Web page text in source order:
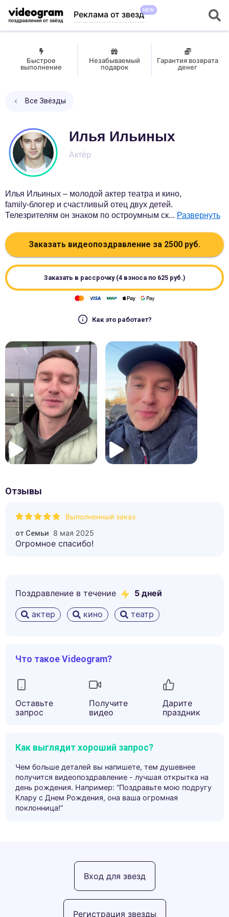
Реклама от звездNEW
Быстрое
выполнение
Незабываемый
подарок
Гарантия возврата
денег
Все Звёзды
Илья Ильиных
Актёр
Илья Ильиных – молодой актер театра и кино,
family-блогер и счастливый отец двух детей.
Телезрителям он знаком по остроумным ск... Развернуть
Заказать видеопоздравление за 2500 руб.
Заказать в рассрочку (4 взноса по 625руб.)
Как это работает?
Отзывы
Выполненный заказ
от Семьи 8 мая 2025
Огромное спасибо!
Поздравление в течение 5 дней
актер кино театр
Что такое Videogram?
Оставьте
запрос
Получите
видео
Дарите
праздник
Как выглядит хороший запрос?
Чем больше деталей вы напишете, тем душевнее
получится видеопоздравление - лучшая открытка на
день рождения. Например: “Поздравьте мою подругу
Клару с Днем Рождения, она ваша огромная
поклонница!”
Регистрация звезды
Вход для звезд